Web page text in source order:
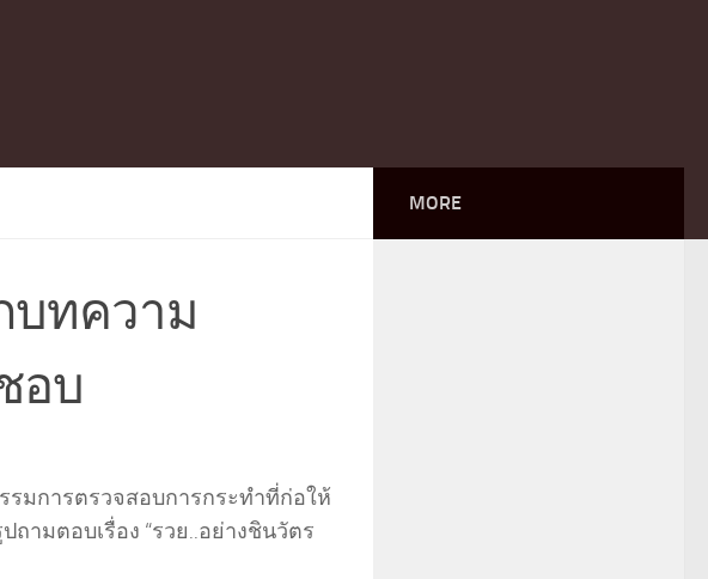
บทความ
อบ
มการตรวจสอบการกระทำที่ก่อให้
ามตอบเรื่อง “รวย..อย่างชินวัตร
MORE